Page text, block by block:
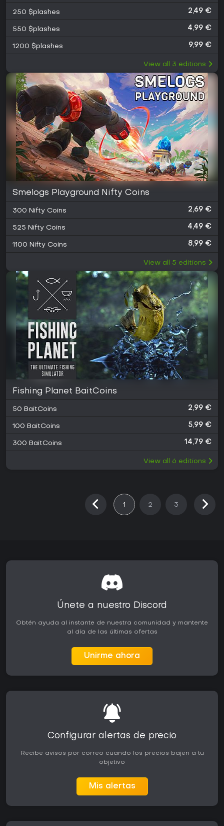
250 $plashes 2,49 €
550 $plashes 4,99 €
1200 $plashes 9,99 €
View all 3 editions
Smelogs Playground Nifty Coins
300 Nifty Coins 2,69 €
525 Nifty Coins 4,49 €
1100 Nifty Coins 8,99 €
View all 5 editions
Fishing Planet BaitCoins
50 BaitCoins 2,99 €
100 BaitCoins 5,99 €
300 BaitCoins 14,79 €
View all 6 editions
1 2 3
Únete a nuestro Discord
Obtén ayuda al instante de nuestra comunidad y mantente
al día de las últimas ofertas
Unirme ahora
Configurar alertas de precio
Recibe avisos por correo cuando los precios bajen a tu
objetivo
Mis alertas